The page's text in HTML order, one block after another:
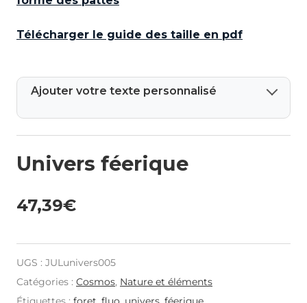
Télécharger le guide des taille en pdf
Ajouter votre texte personnalisé
Univers féerique
47,39€
UGS : JULunivers005
Catégories : Cosmos, Nature et éléments